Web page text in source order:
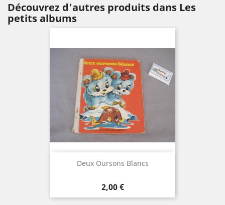
Découvrez d'autres produits dans Les
petits albums
Deux Oursons Blancs
Prix
2,00 €